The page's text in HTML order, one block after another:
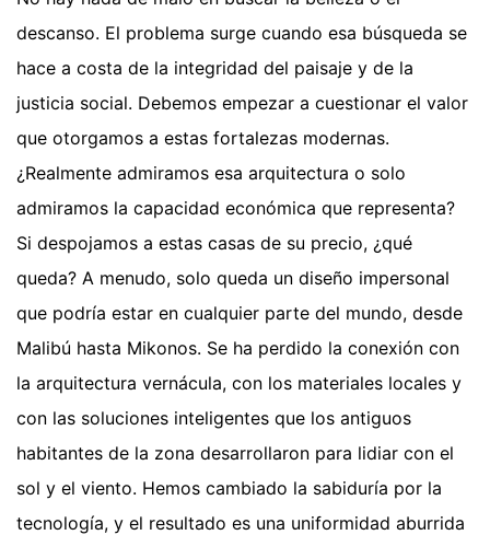
descanso. El problema surge cuando esa búsqueda se
hace a costa de la integridad del paisaje y de la
justicia social. Debemos empezar a cuestionar el valor
que otorgamos a estas fortalezas modernas.
¿Realmente admiramos esa arquitectura o solo
admiramos la capacidad económica que representa?
Si despojamos a estas casas de su precio, ¿qué
queda? A menudo, solo queda un diseño impersonal
que podría estar en cualquier parte del mundo, desde
Malibú hasta Mikonos. Se ha perdido la conexión con
la arquitectura vernácula, con los materiales locales y
con las soluciones inteligentes que los antiguos
habitantes de la zona desarrollaron para lidiar con el
sol y el viento. Hemos cambiado la sabiduría por la
tecnología, y el resultado es una uniformidad aburrida